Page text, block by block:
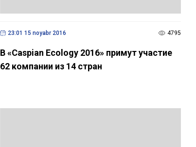
23:01 15 noyabr 2016 4795
В «Caspian Ecology 2016» примут участие
62 компании из 14 стран